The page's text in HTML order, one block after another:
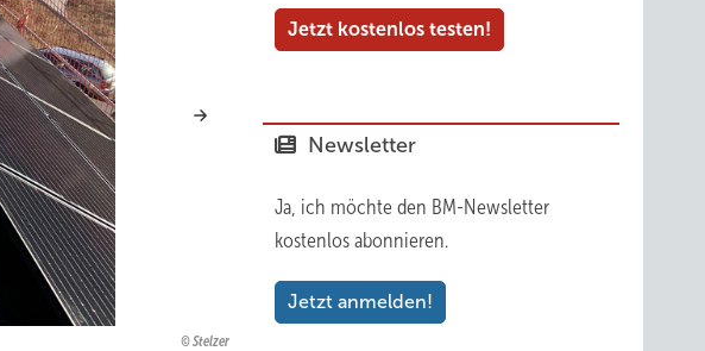
Stelzer
Jetzt kostenlos testen!
Newsletter
Ja, ich möchte den BM-Newsletter
kostenlos abonnieren.
Jetzt anmelden!